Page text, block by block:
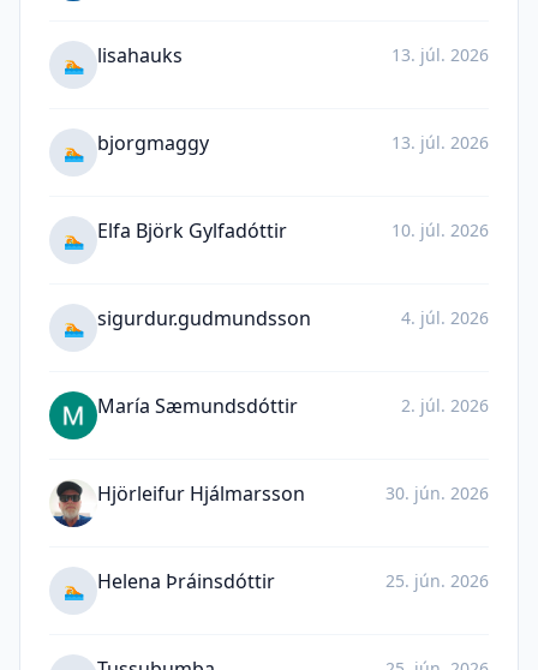
🏊 lisahauks 13. júl. 2026
🏊 bjorgmaggy 13. júl. 2026
🏊 Elfa Björk Gylfadóttir 10. júl. 2026
🏊 sigurdur.gudmundsson 4. júl. 2026
María Sæmundsdóttir 2. júl. 2026
Hjörleifur Hjálmarsson 30. jún. 2026
🏊 Helena Þráinsdóttir 25. jún. 2026